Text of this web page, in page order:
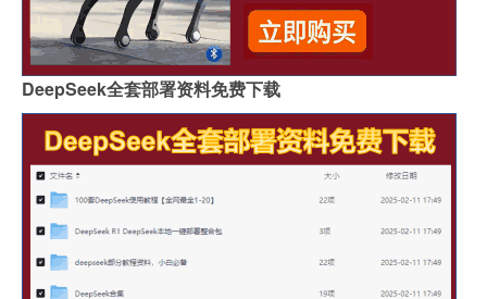
DeepSeek全套部署资料免费下载